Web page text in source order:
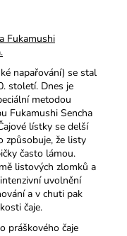
Fukamushi
napařování) se stal
století. Dnes je
metodou
Fukamushi Sencha
lístky se delší
způsobuje, že listy
často lámou.
listových zlomků a
uvolnění
a v chuti pak
čaje.
práškového čaje